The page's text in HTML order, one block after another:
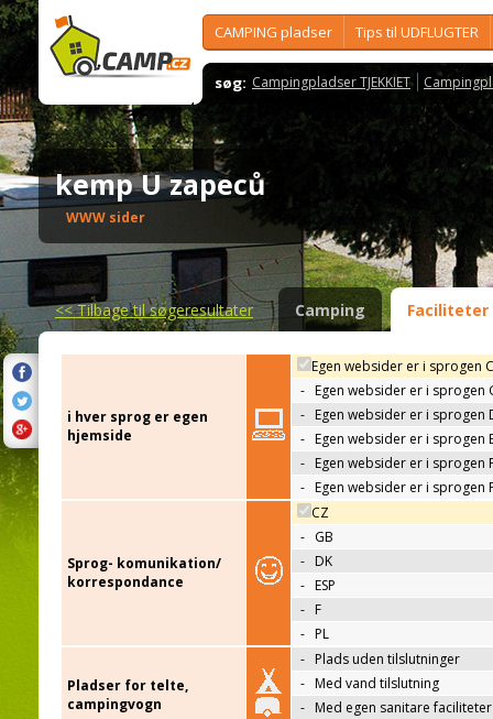
CAMPING pladser Tips til UDFLUGTER
søg: Campingpladser TJEKKIET
kemp U zapeců
WWW sider
<<Tilbage til søgeresultater Camping Faciliteter
i hver sprog er egen
hjemside
Egen websider er i sprogen
- Egen websider er i sprogen
- Egen websider er i sprogen
- Egen websider er i sprogen
- Egen websider er i sprogen
- Egen websider er i sprogen
Sprog- komunikation/
korrespondance
CZ
- GB
- DK
- ESP
- F
- PL
Pladser for telte,
campingvogn
- Plads uden tilslutninger
- Med vand tilslutning
- Med egen sanitare faciliteter